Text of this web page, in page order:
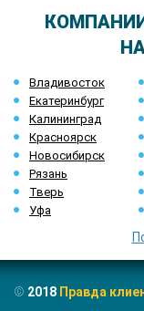
Владивосток
Екатеринбург
Калининград
Красноярск
Новосибирск
Рязань
Тверь
Уфа
© 2018 Правда